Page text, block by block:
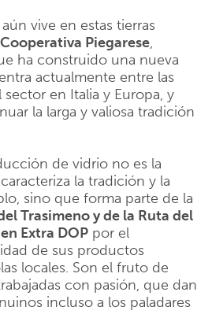
vive en estas tierras
Piegarese,
ha construido una nueva
actualmente entre las
en Italia y Europa, y
la larga y valiosa tradición
de vidrio no es la
la tradición y la
sino que forma parte de la
Trasimeno y de la Ruta del
Extra DOP por el
de sus productos
locales. Son el fruto de
con pasión, que dan
incluso a los paladares